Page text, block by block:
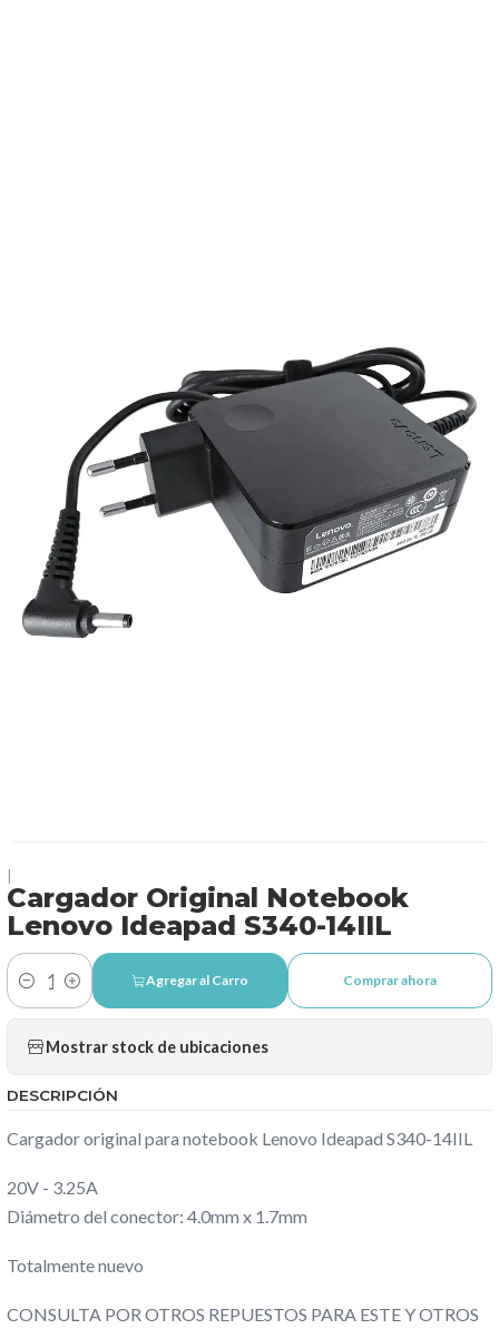
Cargador Original Notebook
Lenovo Ideapad S340-14IIL
Cantidad
Agregar al Carro Comprar ahora
Mostrar stock de ubicaciones
DESCRIPCIÓN
Cargador original para notebook Lenovo Ideapad S340-14IIL
20V - 3.25A
Diámetro del conector: 4.0mm x 1.7mm
Totalmente nuevo
CONSULTA POR OTROS REPUESTOS PARA ESTE Y OTROS